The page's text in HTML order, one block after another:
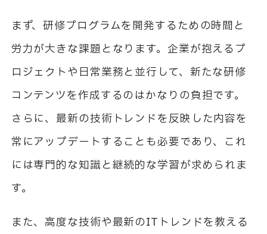
まず、研修プログラムを開発するための時間と
労力が大きな課題となります。企業が抱えるプ
ロジェクトや日常業務と並行して、新たな研修
コンテンツを作成するのはかなりの負担です。
さらに、最新の技術トレンドを反映した内容を
常にアップデートすることも必要であり、これ
には専門的な知識と継続的な学習が求められま
す。
また、高度な技術や最新のIT トレンドを教える